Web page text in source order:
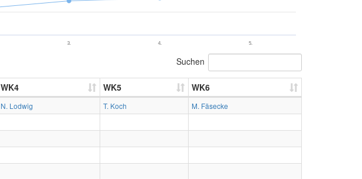
3. 4. 5.
Suchen
WK4 WK5 WK6
N. Lodwig T. Koch
M. Fäsecke